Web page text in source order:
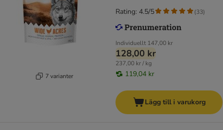
7 varianter
Individuellt 147,00 kr
128,00 kr
237,00 kr / kg
119,04 kr
Rating: 4.5/5 (33)
Lägg till i varukorg